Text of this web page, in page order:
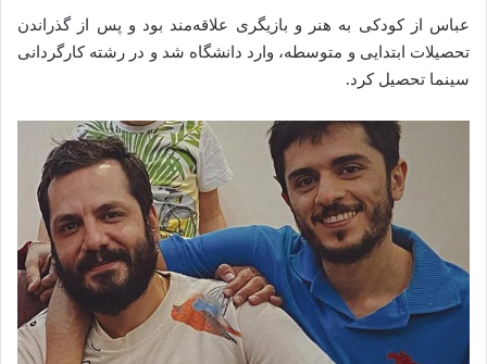
عباس از کودکی به هنر و بازیگری علاقه‌مند بود و پس از گذراندن
تحصیلات ابتدایی و متوسطه، وارد دانشگاه شد و در رشته کارگردانی
سینما تحصیل کرد.